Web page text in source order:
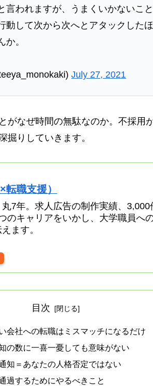
言われますが、うまくいかないこ
動して次から次へとアタックした
。
July 27, 2021
がなぜ時間の無駄なのか。不採用
掘りしていきます。
職支援）
7年。求人広告の制作実績、3,000
のキャリアをいかし、大学職員へ
ます。
目次
会社への転職はミスマッチになるだけ
の数に一喜一憂しても意味がない
知＝あなたの人格否定ではない
過するためにやるべきこと